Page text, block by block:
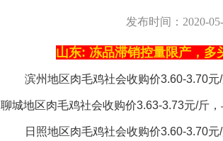
发布时间：2020-
山东: 冻品滞销控量限产，多
滨州地区肉毛鸡社会收购价3.60-3.70元
聊城地区肉毛鸡社会收购价3.63-3.73元/斤
日照地区肉毛鸡社会收购价3.60-3.70元